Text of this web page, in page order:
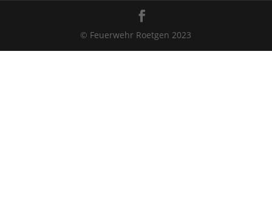
© Feuerwehr Roetgen 2023